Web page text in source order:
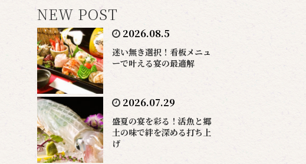
NEW POST
2026.08.5
迷い無き選択！看板メニュ
ーで叶える宴の最適解
2026.07.29
盛夏の宴を彩る！活魚と郷
土の味で絆を深める打ち上
げ